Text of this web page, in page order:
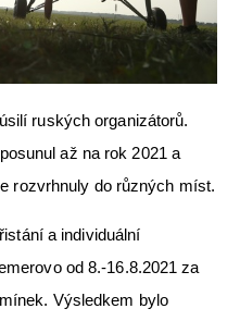
ruských organizátorů.
až na rok 2021 a
rozvrhnuly do různých míst.
a individuální
od 8.-16.8.2021 za
Výsledkem bylo